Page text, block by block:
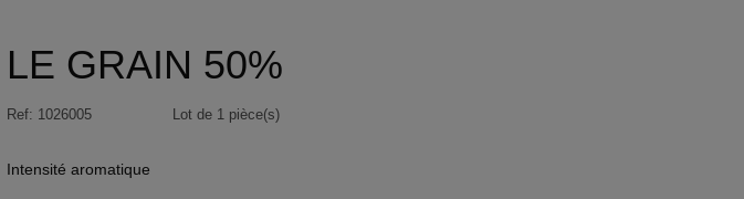
LE GRAIN 50%
Ref: 1026005 Lot de 1 pièce(s)
Intensité aromatique